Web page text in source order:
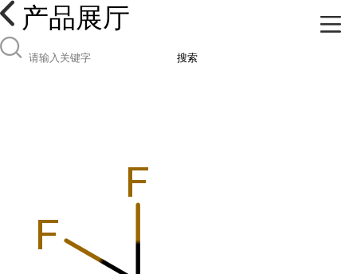
产品展厅
搜索